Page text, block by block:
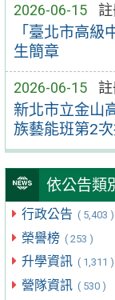
2026-06-15 註
「臺北市高
生簡章
2026-06-15 註
新北市立金山
族藝能班第2次
依公告類
行政公告 ( 5,403 )
榮譽榜 ( 253 )
升學資訊 ( 1,311 )
營隊資訊 ( 530 )